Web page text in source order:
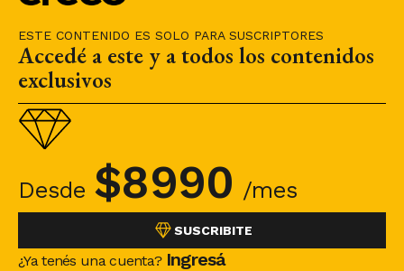
ESTE CONTENIDO ES SOLO PARA SUSCRIPTORES
Accedé a este y a todos los contenidos
exclusivos
Desde $8990 /mes
SUSCRIBITE
¿Ya tenés una cuenta? Ingresá